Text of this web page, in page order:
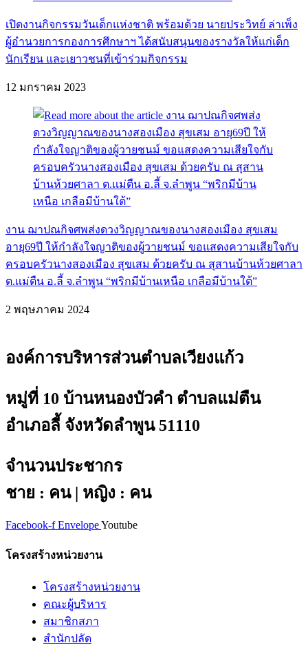
เปิดงานกิจกรรมวันเด็กแห่งชาติ พร้อมด้วย นายประวิทย์ ล่าเพ็ง
ผู้อำนวยการกองการศึกษาฯ ได้สนับสนุนของรางวัลให้แก่เด็ก
นักเรียน และเยาวชนที่เข้าร่วมกิจกรรม
12 มกราคม 2023
งาน ฌาปณกิจศพส่งดวงวิญญาณของนางสองเมือง สุขเสม
อายุ69ปี ให้กำลังใจญาติของผู้วายชนม์ ขอแสดงความเสียใจกับ
ครอบครัวนางสองเมือง สุขเสม ด้วยครับ ณ สุสานบ้านห้วยศาลา
ต.เเม่ตืน อ.ลี้ จ.ลำพูน “พริกมีบ้านเหนือ เกลือมีบ้านใต้”
2 พฤษภาคม 2024
องค์การบริหารส่วนตำบลเวียงแก้ว
หมู่ที่ 10 บ้านหนองบัวคำ ตำบลแม่ตืน
อำเภอลี้ จังหวัดลำพูน 51110
จำนวนประชากร
ชาย : คน | หญิง : คน
Facebook-f EnvelopeYoutube
โครงสร้างหน่วยงาน
โครงสร้างหน่วยงาน
คณะผู้บริหาร
สมาชิกสภา
สำนักปลัด